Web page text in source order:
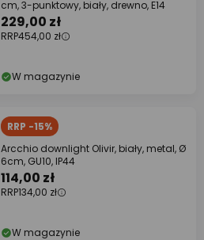
cm, 3-punktowy, biały, drewno, E14
229,00 zł
RRP454,00 zł
W magazynie
RRP -15%
Arcchio downlight Olivir, biały, metal, Ø
6cm, GU10, IP44
114,00 zł
RRP134,00 zł
W magazynie